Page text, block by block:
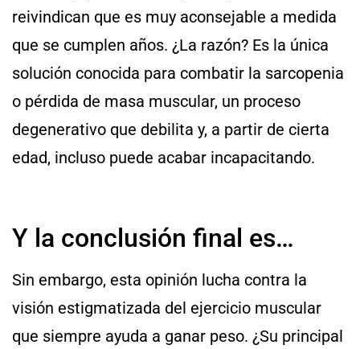
reivindican que es muy aconsejable a medida
que se cumplen años. ¿La razón? Es la única
solución conocida para combatir la sarcopenia
o pérdida de masa muscular, un proceso
degenerativo que debilita y, a partir de cierta
edad, incluso puede acabar incapacitando.
Y la conclusión final es…
Sin embargo, esta opinión lucha contra la
visión estigmatizada del ejercicio muscular
que siempre ayuda a ganar peso. ¿Su principal